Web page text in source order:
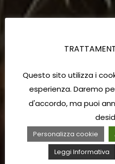
Questo sito utilizza i
esperienza. Daremo
d'accordo, ma puoi
Personalizza cookie
Leggi Informativa